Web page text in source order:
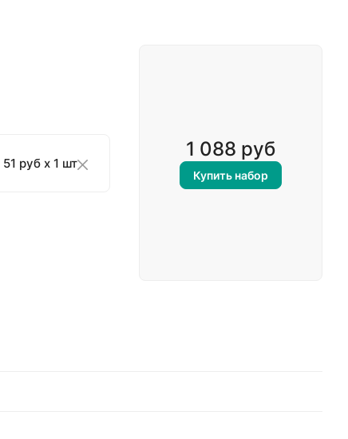
51 руб x 1 шт
1 088 руб
Купить набор